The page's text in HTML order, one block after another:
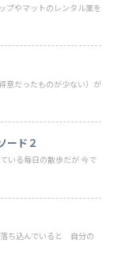
やマットのレンタル業を
意だったものが少ない）が
ード２
いる毎日の散歩だが 今で
ち込んでいると 自分の